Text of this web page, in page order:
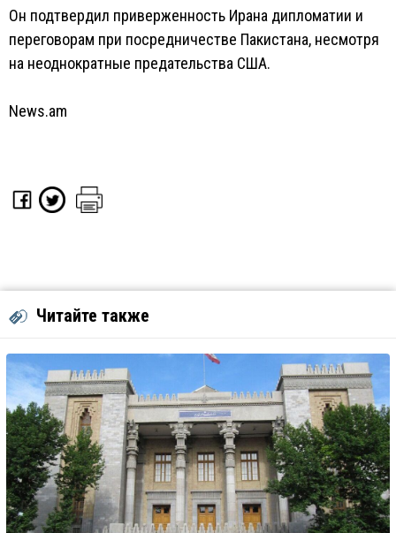
Он подтвердил приверженность Ирана дипломатии и
переговорам при посредничестве Пакистана, несмотря
на неоднократные предательства США.
News.am
Читайте также